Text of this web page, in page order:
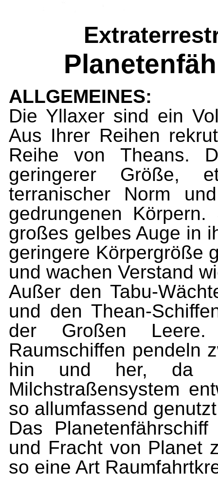
ALLGEMEINES:
Die Yllaxer sind ein
Aus Ihrer Reihen
Reihe von Theans.
geringerer Größe,
terranischer Norm
gedrungenen
großes gelbes Auge in
geringere Körpergröße
und wachen Verstand
Außer den Tabu-
und den Thean-
der Großen
Raumschiffen pendeln
hin und her, da
Milchstraßensystem
so allumfassend
Das
und Fracht von Planet
so eine Art